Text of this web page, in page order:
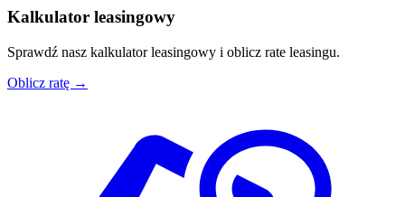
Kalkulator leasingowy
Sprawdź nasz kalkulator leasingowy i oblicz rate leasingu.
Oblicz ratę →